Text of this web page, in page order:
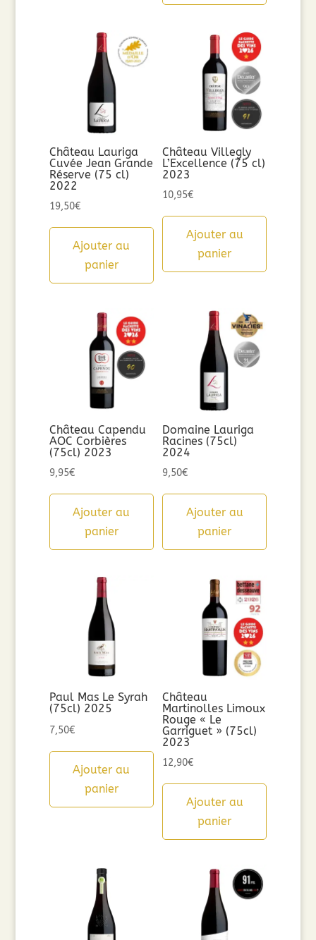
Château Lauriga
Cuvée Jean Grande
Réserve (75 cl)
2022
19,50€
Ajouter au
panier
Château Villegly
L’Excellence (75 cl)
2023
10,95€
Ajouter au
panier
Château Capendu
AOC Corbières
(75cl) 2023
9,95€
Ajouter au
panier
Domaine Lauriga
Racines (75cl)
2024
9,50€
Ajouter au
panier
Paul Mas Le Syrah
(75cl) 2025
7,50€
Ajouter au
panier
Château
Martinolles Limoux
Rouge « Le
Garriguet » (75cl)
2023
12,90€
Ajouter au
panier